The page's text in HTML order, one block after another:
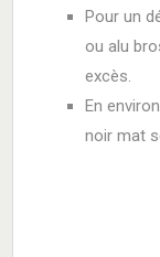
Pour un
ou alu
excès.
En
noir mat